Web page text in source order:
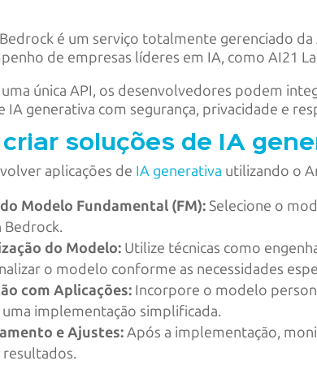
é um serviço totalmente gerenciado
de empresas líderes em IA, como AI21
única API, os desenvolvedores podem
IA generativa com segurança, privacidade e
criar soluções de IA
aplicações de IA generativa utilizando o
Modelo Fundamental (FM):Selecione o
do Modelo: Utilize técnicas como
o modelo conforme as necessidades
com Aplicações: Incorpore o modelo
implementação simplificada.
e Ajustes:Após a implementação,